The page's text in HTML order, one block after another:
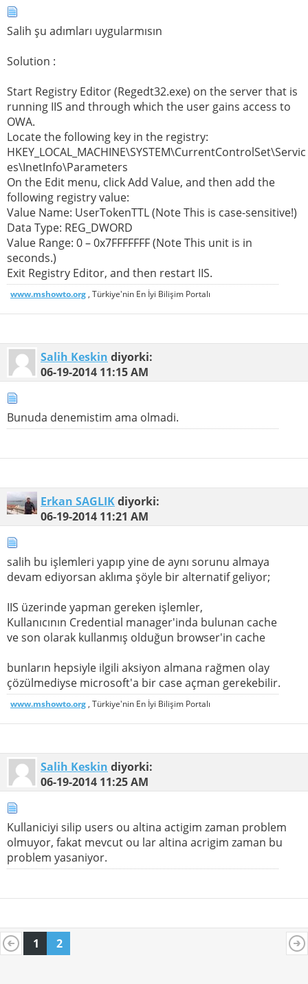
Salih şu adımları uygularmısın
Solution :
Start Registry Editor (Regedt32.exe) on the server that is
running IIS and through which the user gains access to
OWA.
Locate the following key in the registry:
HKEY_LOCAL_MACHINE\SYSTEM\CurrentControlSet\Servic
es\InetInfo\Parameters
On the Edit menu, click Add Value, and then add the
following registry value:
Value Name: UserTokenTTL (Note This is case-sensitive!)
Data Type: REG_DWORD
Value Range: 0 – 0x7FFFFFFF (Note This unit is in
seconds.)
Exit Registry Editor, and then restart IIS.
www.mshowto.org , Türkiye'nin En İyi Bilişim Portalı
Salih Keskin diyorki:
06-19-2014 11:15 AM
Bunuda denemistim ama olmadi.
Erkan SAGLIKdiyorki:
06-19-2014 11:21 AM
salih bu işlemleri yapıp yine de aynı sorunu almaya
devam ediyorsan aklıma şöyle bir alternatif geliyor;
IIS üzerinde yapman gereken işlemler,
Kullanıcının Credential manager'inda bulunan cache
ve son olarak kullanmış olduğun browser'in cache
bunların hepsiyle ilgili aksiyon almana rağmen olay
çözülmediyse microsoft'a bir case açman gerekebilir.
www.mshowto.org , Türkiye'nin En İyi Bilişim Portalı
Salih Keskin diyorki:
06-19-2014 11:25 AM
Kullaniciyi silip users ou altina actigim zaman problem
olmuyor, fakat mevcut ou lar altina acrigim zaman bu
problem yasaniyor.
1 2